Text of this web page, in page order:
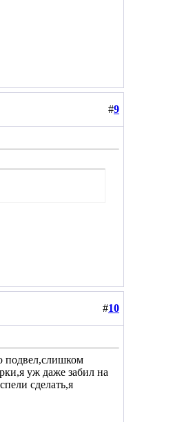
#9
#10
подвел,слишком
уж даже забил на
сделать,я